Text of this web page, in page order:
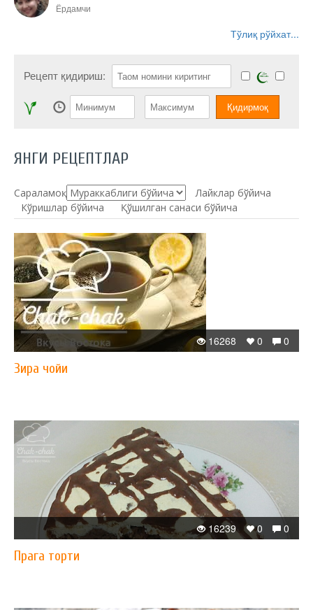
Ёрдамчи
Тўлиқ рўйхат...
Рецепт қидириш:
ЯНГИ РЕЦЕПТЛАР
Сараламоқ:
Лайклар бўйича
Кўришлар бўйича
Қўшилган санаси бўйича
0
0
16268
Зира чойи
0
0
16239
Прага торти